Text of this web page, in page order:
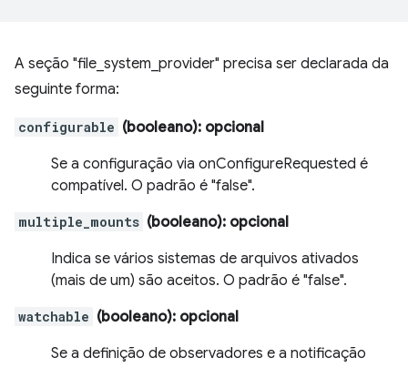
A seção "file_system_provider" precisa ser declarada da
seguinte forma:
configurable (booleano): opcional
Se a configuração via onConfigureRequested é
compatível. O padrão é "false".
multiple_mounts (booleano): opcional
Indica se vários sistemas de arquivos ativados
(mais de um) são aceitos. O padrão é "false".
watchable (booleano): opcional
Se a definição de observadores e a notificação